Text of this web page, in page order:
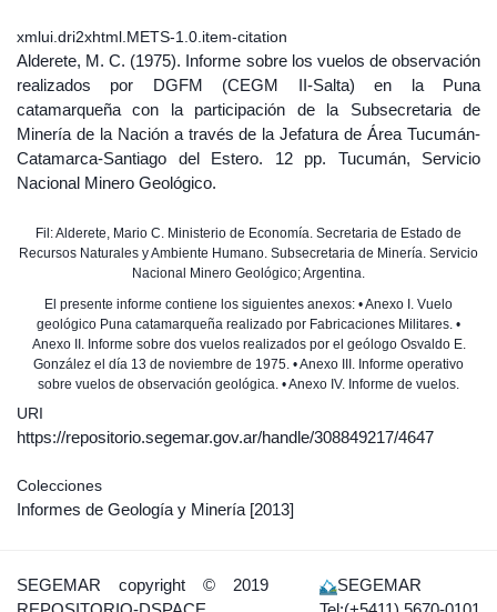
xmlui.dri2xhtml.METS-1.0.item-citation
Alderete, M. C. (1975). Informe sobre los vuelos de observación
realizados por DGFM (CEGM II-Salta) en la Puna
catamarqueña con la participación de la Subsecretaria de
Minería de la Nación a través de la Jefatura de Área Tucumán-
Catamarca-Santiago del Estero. 12 pp. Tucumán, Servicio
Nacional Minero Geológico.
Fil: Alderete, Mario C. Ministerio de Economía. Secretaria de Estado de
Recursos Naturales y Ambiente Humano. Subsecretaria de Minería. Servicio
Nacional Minero Geológico; Argentina.
El presente informe contiene los siguientes anexos: • Anexo I. Vuelo
geológico Puna catamarqueña realizado por Fabricaciones Militares. •
Anexo II. Informe sobre dos vuelos realizados por el geólogo Osvaldo E.
González el día 13 de noviembre de 1975. • Anexo III. Informe operativo
sobre vuelos de observación geológica. • Anexo IV. Informe de vuelos.
URI
https://repositorio.segemar.gov.ar/handle/308849217/4647
Colecciones
Informes de Geología y Minería[2013]
SEGEMAR copyright © 2019
SEGEMAR